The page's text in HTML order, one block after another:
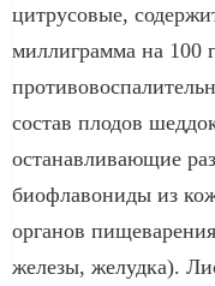
цитрусовые,
миллиграмма на 100
состав плодов
останавливающие
биофлавониды из
органов
железы, желудка).